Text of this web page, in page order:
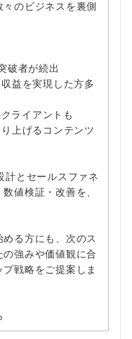
のビジネスを裏側
破者が続出
益を実現した方多
ライアントも
上げるコンテンツ
計とセールスファネ
値検証・改善を、
る方にも、次のス
強みや価値観に合
戦略をご提案しま